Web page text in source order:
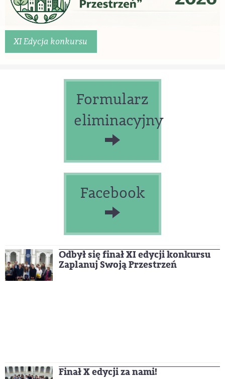
XI Edycja konkursu
Formularz
eliminacyjny
Facebook
Odbył się finał XI edycji konkursu
Zaplanuj Swoją Przestrzeń
Finał X edycji za nami!